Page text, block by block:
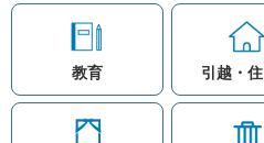
教育 引越・